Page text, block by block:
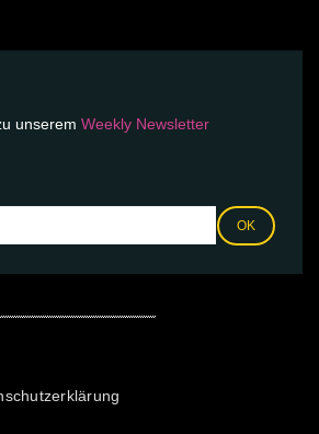
unserem Weekly Newsletter
OK